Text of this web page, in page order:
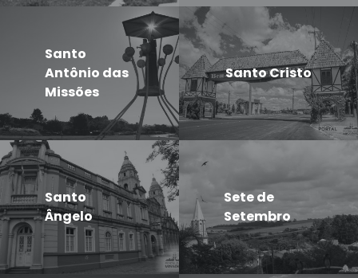
Santo
Antônio das
Missões
Santo Cristo
Santo
Ângelo
Sete de
Setembro